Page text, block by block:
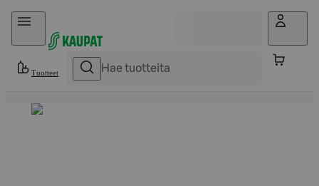
Hyppää sisältöön
Tuotteet